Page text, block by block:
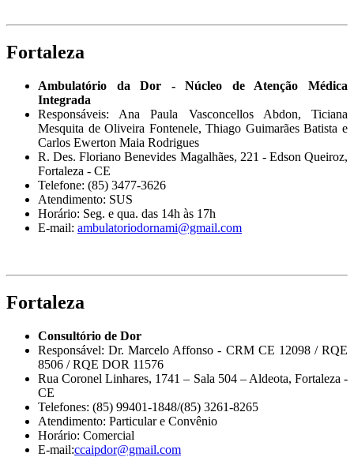
Fortaleza
Ambulatório da Dor - Núcleo de Atenção Médica
Integrada
Responsáveis: Ana Paula Vasconcellos Abdon, Ticiana
Mesquita de Oliveira Fontenele, Thiago Guimarães Batista e
Carlos Ewerton Maia Rodrigues
R. Des. Floriano Benevides Magalhães, 221 - Edson Queiroz,
Fortaleza - CE
Telefone: (85) 3477-3626
Atendimento: SUS
Horário: Seg. e qua. das 14h às 17h
E-mail: ambulatoriodornami@gmail.com
Fortaleza
Consultório de Dor
Responsável: Dr. Marcelo Affonso - CRM CE 12098 / RQE
8506 / RQE DOR 11576
Rua Coronel Linhares, 1741 – Sala 504 – Aldeota, Fortaleza -
CE
Telefones: (85) 99401-1848/(85) 3261-8265
Atendimento: Particular e Convênio
Horário: Comercial
E-mail:ccaipdor@gmail.com